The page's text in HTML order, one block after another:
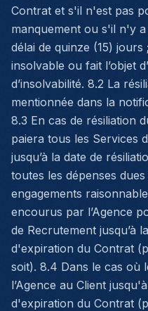
Contrat et s'il n'est pas
manquement ou s'il n'y
délai de quinze (15) jours
insolvable ou fait l’objet
d’insolvabilité. 8.2 La
mentionnée dans la
8.3 En cas de résiliation
paiera tous les Services
jusqu’à la date de
toutes les dépenses
engagements
encourus par l’Agence
de Recrutement jusqu’à
d'expiration du Contrat
soit). 8.4 Dans le cas où
l’Agence au Client
d'expiration du Contrat